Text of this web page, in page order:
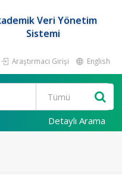
Veri Yönetim
Sistemi
Araştırmacı Girişi English
Detaylı Arama